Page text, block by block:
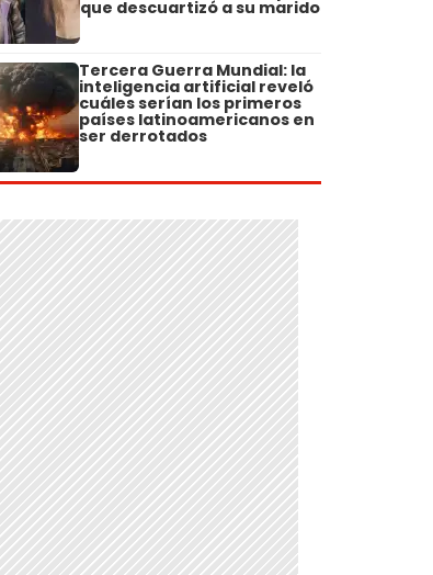
que descuartizó a su marido
Tercera Guerra Mundial: la
inteligencia artificial reveló
cuáles serían los primeros
países latinoamericanos en
ser derrotados